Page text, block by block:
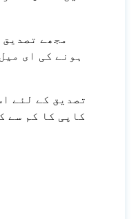
مجھے
ہونے کی ای
تصدیق کے لئے
کاپی کا کم سے